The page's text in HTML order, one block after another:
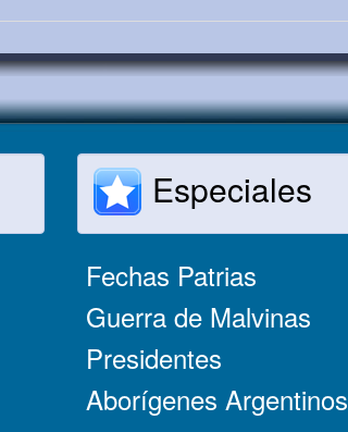
Especiales
Fechas Patrias
Guerra de Malvinas
Presidentes
Aborígenes Argentinos